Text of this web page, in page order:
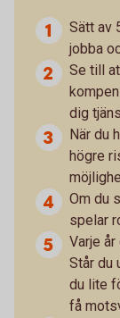
Sätt av
jobba
Se till
dig
När du
högre
Om du
spelar
Varje
Står du
du lite
få